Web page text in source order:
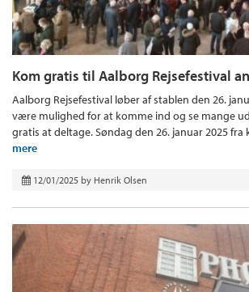
Kom gratis til Aalborg Rejsefestival
Aalborg Rejsefestival løber af stablen den 26.
være mulighed for at komme ind og se mange
gratis at deltage. Søndag den 26. januar 2025 fra
mere
12/01/2025 by Henrik Olsen